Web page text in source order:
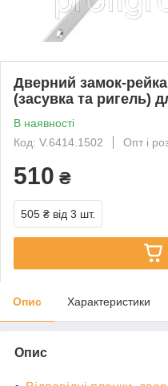
Дверний замок-
(засувка та ригель)
В наявності
Код: V.6414.1502
Опт і
510 ₴
505 ₴ від 3 шт.
Опис Характеристики
Опис